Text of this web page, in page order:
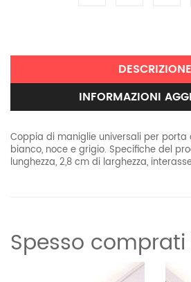
DESCRIZIONE
INFORMAZIONI
Coppia di maniglie universali per porta
bianco, noce e grigio. Specifiche del
lunghezza, 2,8 cm di larghezza,
10 kg
Spesso